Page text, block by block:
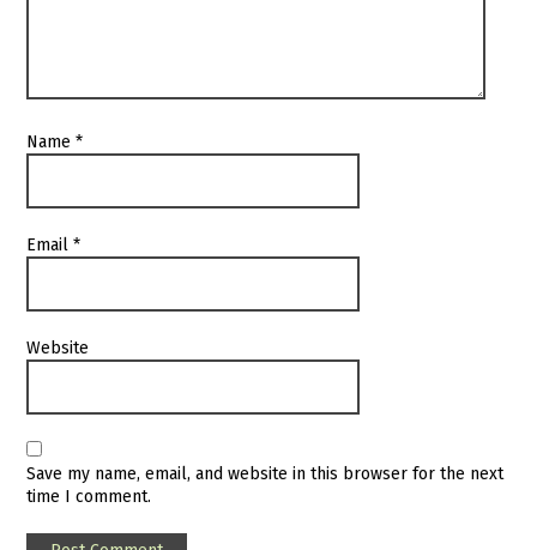
Name*
Email*
Website
Save my name, email, and website in this browser for the next
time I comment.